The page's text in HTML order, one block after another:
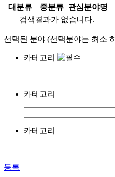
대분류
중분류
관심분야명
검색결과가 없습니다.
선택된 분야 (선택분야는 최소
카테고리
카테고리
카테고리
등록